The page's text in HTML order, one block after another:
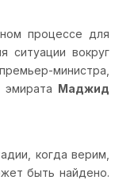
процессе для
ситуации вокруг
министра,
Маджид
когда верим,
быть найдено.